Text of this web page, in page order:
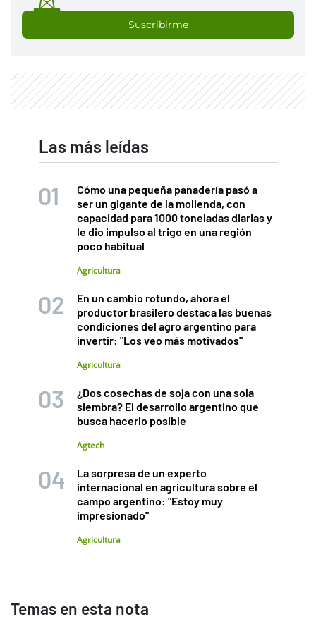
Suscribirme
Las más leídas
Cómo una pequeña panadería pasó a
ser un gigante de la molienda, con
capacidad para 1000 toneladas diarias y
le dio impulso al trigo en una región
poco habitual
Agricultura
En un cambio rotundo, ahora el
productor brasilero destaca las buenas
condiciones del agro argentino para
invertir: "Los veo más motivados"
Agricultura
¿Dos cosechas de soja con una sola
siembra? El desarrollo argentino que
busca hacerlo posible
Agtech
La sorpresa de un experto
internacional en agricultura sobre el
campo argentino: "Estoy muy
impresionado"
Agricultura
Temas en esta nota